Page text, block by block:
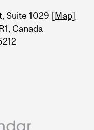
Suite 1029 [Map]
Canada